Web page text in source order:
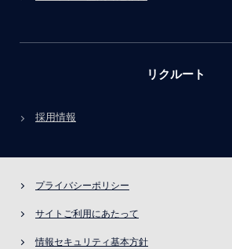
リクルート
採用情報
プライバシーポリシー
サイトご利用にあたって
情報セキュリティ基本方針